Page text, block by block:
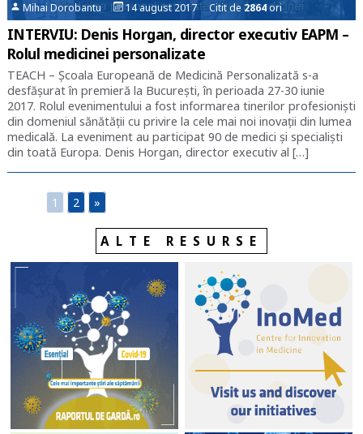
Mihai Dorobantu 14 august 2017 Citit de2864ori
INTERVIU: Denis Horgan, director executiv EAPM –
Rolul medicinei personalizate
TEACH – Școala Europeană de Medicină Personalizată s-a
desfășurat în premieră la București, în perioada 27-30 iunie
2017. Rolul evenimentului a fost informarea tinerilor profesioniști
din domeniul sănătății cu privire la cele mai noi inovații din lumea
medicală. La eveniment au participat 90 de medici și specialiști
din toată Europa. Denis Horgan, director executiv al […]
1 2 »
ALTE RESURSE